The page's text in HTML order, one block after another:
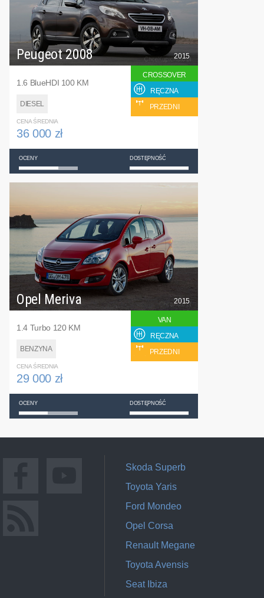
Peugeot 2008
1.6 BlueHDI 100 KM
DIESEL
2015
CROSSOVER
RĘCZNA
PRZEDNI
CENA ŚREDNIA
36 000 zł
OCENY DOSTĘPNOŚĆ
Opel Meriva
1.4 Turbo 120 KM
BENZYNA
2015
VAN
RĘCZNA
PRZEDNI
CENA ŚREDNIA
29 000 zł
OCENY DOSTĘPNOŚĆ
Skoda Superb
Toyota Yaris
Ford Mondeo
Opel Corsa
Renault Megane
Toyota Avensis
Seat Ibiza